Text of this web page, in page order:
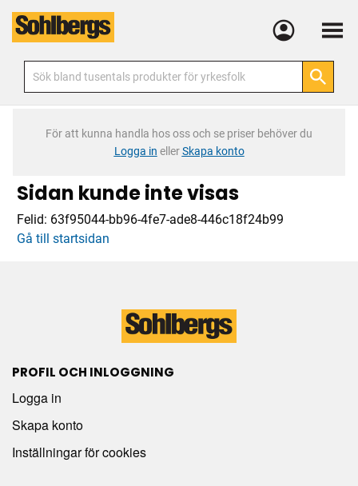
Meny
För att kunna handla hos oss och se priser behöver du
Logga in ellerSkapa konto
Sidan kunde inte visas
Felid: 63f95044-bb96-4fe7-ade8-446c18f24b99
Gå till startsidan
PROFIL OCH INLOGGNING
Logga in
Skapa konto
Inställningar för cookies